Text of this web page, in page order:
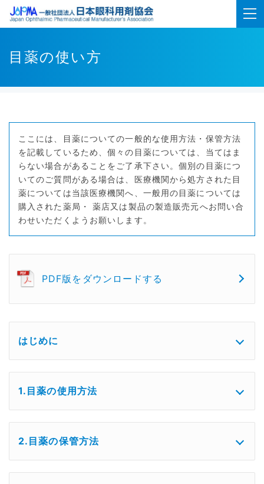
目薬の使い方
ここには、目薬についての一般的な使用方法・保管方法
を記載しているため、個々の目薬については、当てはま
らない場合があることをご了承下さい。個別の目薬につ
いてのご質問がある場合は、医療機関から処方された目
薬については当該医療機関へ、一般用の目薬については
購入された薬局・ 薬店又は製品の製造販売元へお問い合
わせいただくようお願いします。
PDF版をダウンロードする
はじめに
1.目薬の使用方法
2.目薬の保管方法